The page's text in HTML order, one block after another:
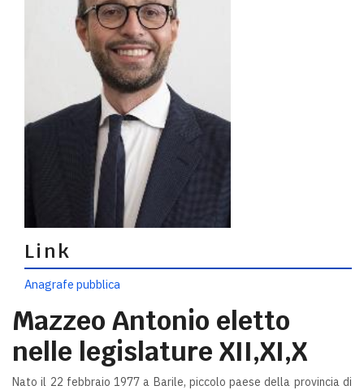
Link
Anagrafe pubblica
Mazzeo Antonio eletto
nelle legislature XII,XI,X
Nato il 22 febbraio 1977 a Barile, piccolo paese della provincia di